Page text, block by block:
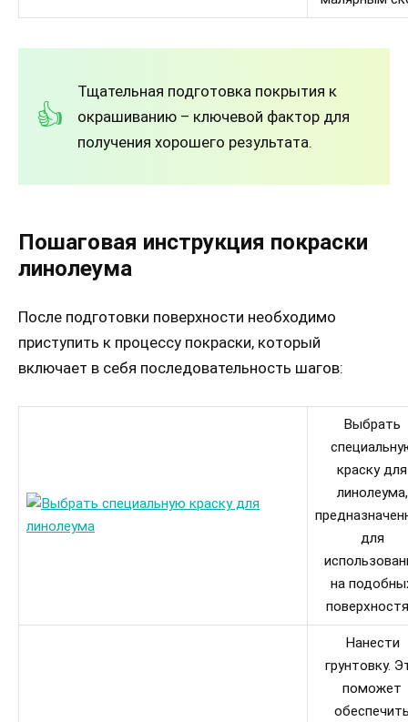
Тщательная подготовка покрытия к
окрашиванию – ключевой фактор для
получения хорошего результата.
Пошаговая инструкция покраски
линолеума
После подготовки поверхности необходимо
приступить к процессу покраски, который
включает в себя последовательность шагов:
Выбрать
краску для
линолеума,
для
на
Нанести
грунтовку.
поможет